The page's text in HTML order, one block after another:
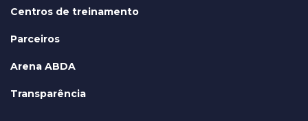
Centros de treinamento
Parceiros
Arena ABDA
Transparência